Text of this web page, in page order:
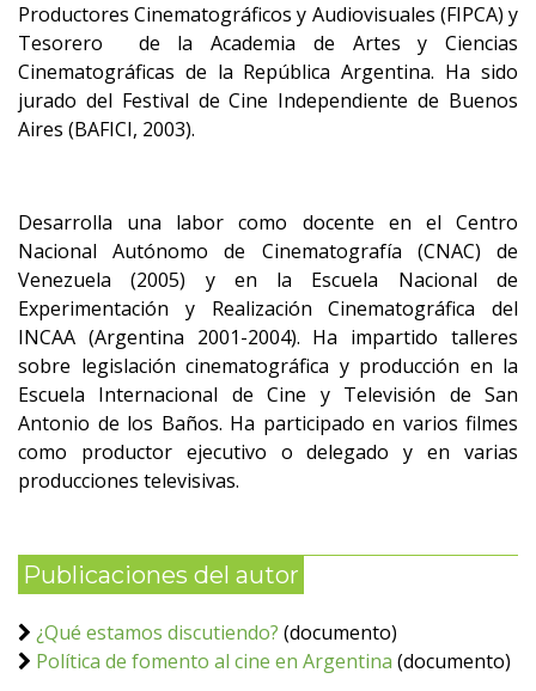
Productores Cinematográficos y Audiovisuales (FIPCA) y
Tesorero de la Academia de Artes y Ciencias
Cinematográficas de la República Argentina. Ha sido
jurado del Festival de Cine Independiente de Buenos
Aires (BAFICI, 2003).
Desarrolla una labor como docente en el Centro
Nacional Autónomo de Cinematografía (CNAC) de
Venezuela (2005) y en la Escuela Nacional de
Experimentación y Realización Cinematográfica del
INCAA (Argentina 2001-2004). Ha impartido talleres
sobre legislación cinematográfica y producción en la
Escuela Internacional de Cine y Televisión de San
Antonio de los Baños. Ha participado en varios filmes
como productor ejecutivo o delegado y en varias
producciones televisivas.
Publicaciones del autor
¿Qué estamos discutiendo? (documento)
Política de fomento al cine en Argentina (documento)